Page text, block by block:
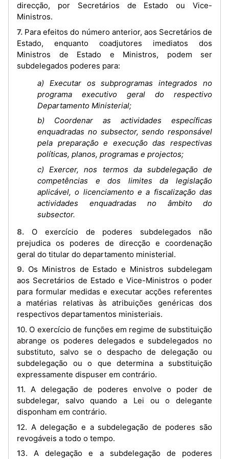
direcção, por Secretários de Estado ou Vice-
Ministros.
7. Para efeitos do número anterior, aos Secretários de
Estado, enquanto coadjutores imediatos dos
Ministros de Estado e Ministros, podem ser
subdelegados poderes para:
a) Executar os subprogramas integrados no
programa executivo geral do respectivo
Departamento Ministerial;
b) Coordenar as actividades específicas
enquadradas no subsector, sendo responsável
pela preparação e execução das respectivas
políticas, planos, programas e projectos;
c) Exercer, nos termos da subdelegação de
competências e dos limites da legislação
aplicável, o licenciamento e a fiscalização das
actividades enquadradas no âmbito do
subsector.
8. O exercício de poderes subdelegados não
prejudica os poderes de direcção e coordenação
geral do titular do departamento ministerial.
9. Os Ministros de Estado e Ministros subdelegam
aos Secretários de Estado e Vice-Ministros o poder
para formular medidas e executar acções referentes
a matérias relativas às atribuições genéricas dos
respectivos departamentos ministeriais.
10. O exercício de funções em regime de substituição
abrange os poderes delegados e subdelegados no
substituto, salvo se o despacho de delegação ou
subdelegação ou o que determina a substituição
expressamente dispuser em contrário.
11. A delegação de poderes envolve o poder de
subdelegar, salvo quando a Lei ou o delegante
disponham em contrário.
12. A delegação e a subdelegação de poderes são
revogáveis a todo o tempo.
13. A delegação e a subdelegação de poderes